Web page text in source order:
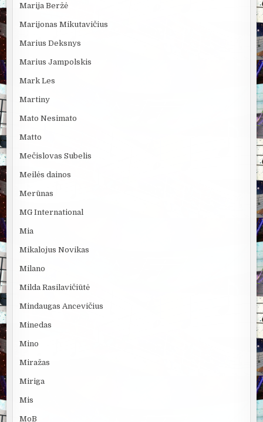
Marija Beržė
Marijonas Mikutavičius
Marius Deksnys
Marius Jampolskis
Mark Les
Martiny
Mato Nesimato
Matto
Mečislovas Subelis
Meilės dainos
Merūnas
MG International
Mia
Mikalojus Novikas
Milano
Milda Rasilavičiūtė
Mindaugas Ancevičius
Minedas
Mino
Miražas
Miriga
Mis
MoB